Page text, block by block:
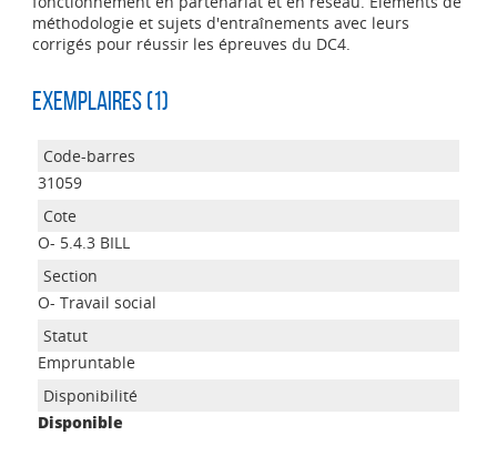
méthodologie et sujets d'entraînements avec leurs
corrigés pour réussir les épreuves du DC4.
Exemplaires (1)
31059
O- 5.4.3 BILL
O- Travail social
Empruntable
Disponible